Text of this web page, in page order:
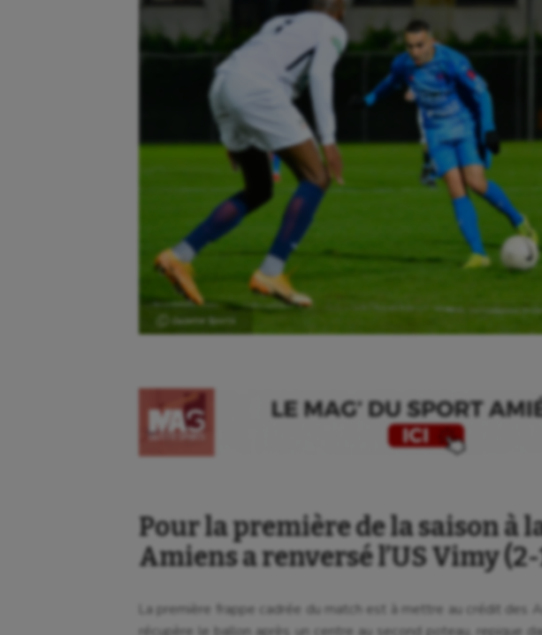
Ⓒ Gazette Sports
Pour la première de la saison à
Amiens a renversé l’US Vimy (2-
La première frappe cadrée du match est à mettre au crédit des